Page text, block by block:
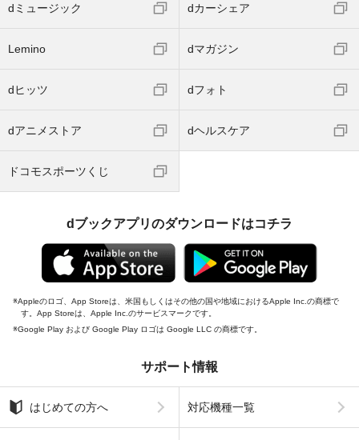
dミュージック dカーシェア
Lemino dマガジン
dヒッツ dフォト
dアニメストア dヘルスケア
ドコモスポーツくじ
dブックアプリのダウンロードはコチラ
Appleのロゴ、App Storeは、米国もしくはその他の国や地域におけるApple Inc.の商標で
す。App Storeは、Apple Inc.のサービスマークです。
Google Play および Google Play ロゴは Google LLC の商標です。
サポート情報
はじめての方へ 対応機種一覧